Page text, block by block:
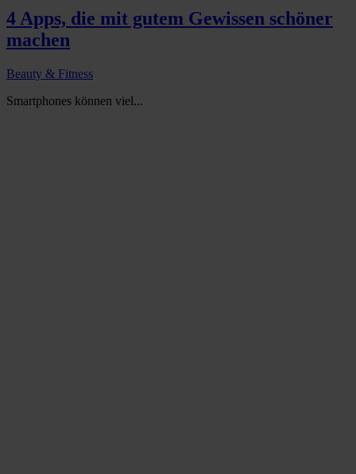
4 Apps, die mit gutem Gewissen schöner
machen
Beauty & Fitness
Smartphones können viel...